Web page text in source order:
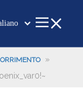
dili
»